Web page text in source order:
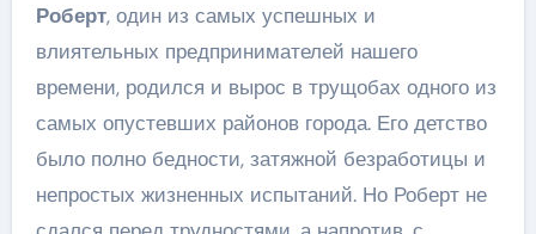
Роберт, один из самых успешных и
влиятельных предпринимателей нашего
времени, родился и вырос в трущобах одного из
самых опустевших районов города. Его детство
было полно бедности, затяжной безработицы и
непростых жизненных испытаний. Но Роберт не